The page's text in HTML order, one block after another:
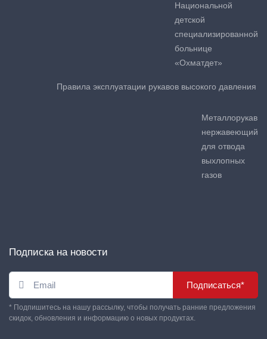
Национальной
детской
специализированной
больнице
«Охматдет»
Правила эксплуатации рукавов высокого давления
Металлорукав
нержавеющий
для отвода
выхлопных
газов
Подписка на новости
Подписаться*
* Подпишитесь на нашу рассылку, чтобы получать ранние предложения
скидок, обновления и информацию о новых продуктах.